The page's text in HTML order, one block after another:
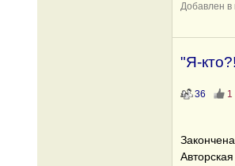
Добавлен в
"Я-
36 1
Закончена.